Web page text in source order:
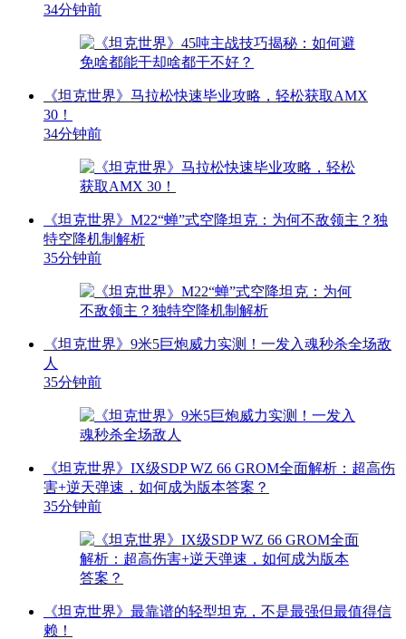
34分钟前
《坦克世界》马拉松快速毕业攻略，轻松获取AMX
30！
34分钟前
《坦克世界》M22“蝉”式空降坦克：为何不敌领主？独
特空降机制解析
35分钟前
《坦克世界》9米5巨炮威力实测！一发入魂秒杀全场敌
人
35分钟前
《坦克世界》IX级SDP WZ 66 GROM全面解析：超高伤
害+逆天弹速，如何成为版本答案？
35分钟前
《坦克世界》最靠谱的轻型坦克，不是最强但最值得信
赖！